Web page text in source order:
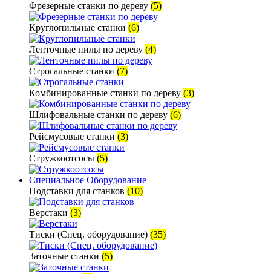
Фрезерные станки по дереву (5)
Круглопильные станки (6)
Ленточные пилы по дереву (4)
Строгальные станки (7)
Комбинированные станки по дереву (3)
Шлифовальные станки по дереву (6)
Рейсмусовые станки (3)
Стружкоотсосы (5)
Специальное Оборудование
Подставки для станков (10)
Верстаки (3)
Тиски (Спец. оборудование) (35)
Заточные станки (5)